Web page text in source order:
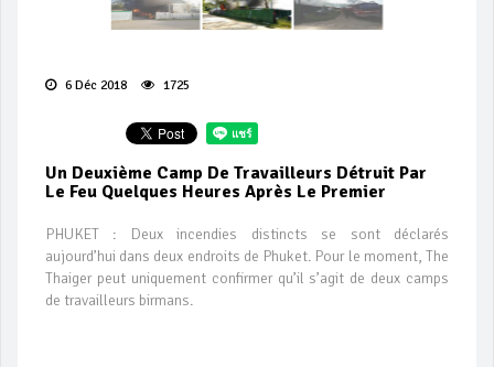
6 Déc 2018 1725
Un Deuxième Camp De Travailleurs Détruit Par
Le Feu Quelques Heures Après Le Premier
PHUKET : Deux incendies distincts se sont déclarés
aujourd’hui dans deux endroits de Phuket. Pour le moment, The
Thaiger peut uniquement confirmer qu’il s’agit de deux camps
de travailleurs birmans.